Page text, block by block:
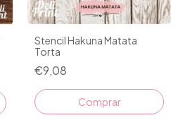
Stencil Hakuna Matata
Torta
€9,08